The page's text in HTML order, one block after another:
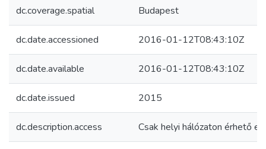
dc.coverage.spatial Budapest
dc.date.accessioned 2016-01-12T08:43:10Z
dc.date.available 2016-01-12T08:43:10Z
dc.date.issued 2015
dc.description.access Csak helyi hálózaton érhető el